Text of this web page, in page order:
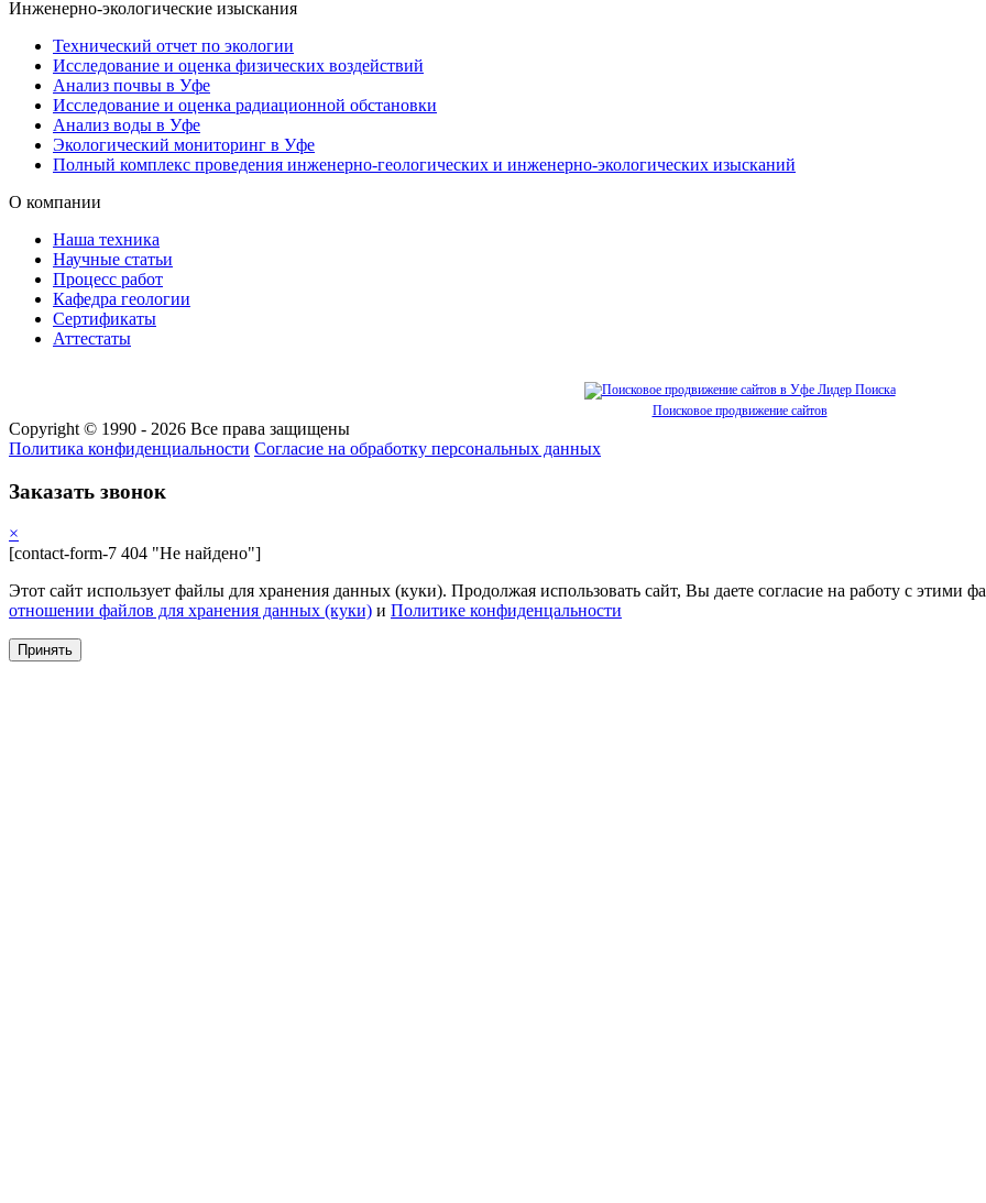
Инженерно-экологические изыскания
Технический отчет по экологии
Исследование и оценка физических воздействий
Анализ почвы в Уфе
Исследование и оценка радиационной обстановки
Анализ воды в Уфе
Экологический мониторинг в Уфе
Полный комплекс проведения инженерно-геологических и инженерно-экологических изысканий
О компании
Наша техника
Научные статьи
Процесс работ
Кафедра геологии
Сертификаты
Аттестаты
Поисковое продвижение сайтов
Copyright © 1990 - 2026 Все права защищены
Политика конфиденциальности Cогласие на обработку персональных данных
Заказать звонок
×
[contact-form-7 404 "Не найдено"]
Этот сайт использует файлы для хранения данных (куки). Продолжая использовать сайт, Вы даете согласие на работу с
отношении файлов для хранения данных (куки) и Политике конфиденцальности
Принять